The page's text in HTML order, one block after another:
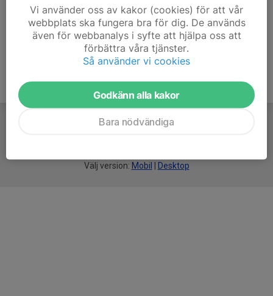
Välj version: Mobil Desktop
Vi använder oss av kakor (cookies) för att vår
webbplats ska fungera bra för dig. De används
även för webbanalys i syfte att hjälpa oss att
förbättra våra tjänster.
Så använder vi cookies
Godkänn alla kakor
Bara nödvändiga